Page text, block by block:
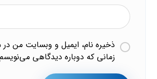
ذخیره نام، ایمیل و وبسایت من در
زمانی که دوباره دیدگاهی